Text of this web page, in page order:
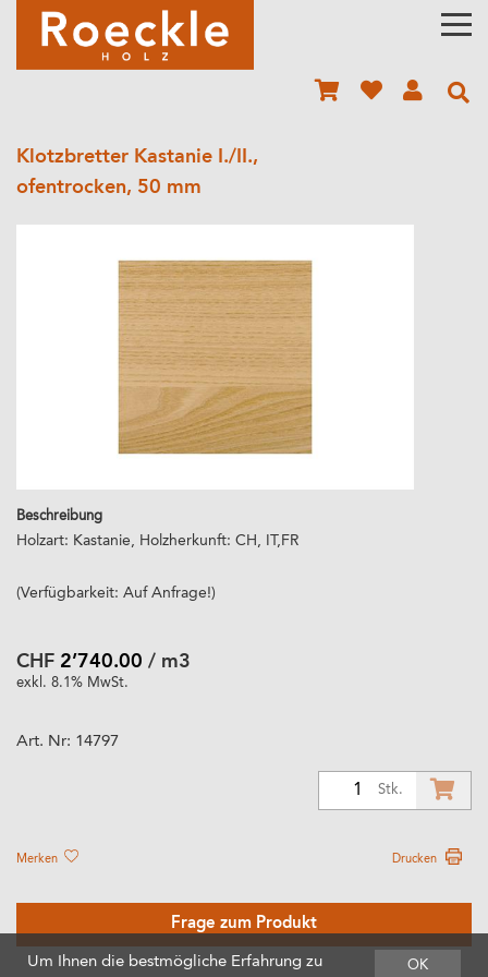
Klotzbretter Kastanie I./II.,
ofentrocken, 50 mm
Beschreibung
Holzart: Kastanie, Holzherkunft: CH, IT,FR
(Verfügbarkeit: Auf Anfrage!)
CHF 2’740.00 / m3
exkl. 8.1% MwSt.
Art. Nr: 14797
Stk.
Merken Drucken
Frage zum Produkt
OK
Um Ihnen die bestmögliche Erfahrung zu